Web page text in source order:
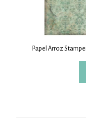
Papel Arroz